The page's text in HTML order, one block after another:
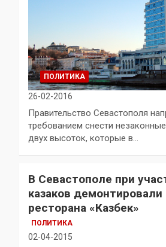
ПОЛИТИКА
26-02-2016
Правительство Севастополя
требованием снести
двух высоток, которые в…
В Севастополе при
казаков демонтировали
ресторана «Казбек»
ПОЛИТИКА
02-04-2015